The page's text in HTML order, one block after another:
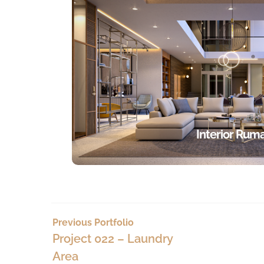
Interior
Previous Portfolio
Project 022 – Laundry
Area